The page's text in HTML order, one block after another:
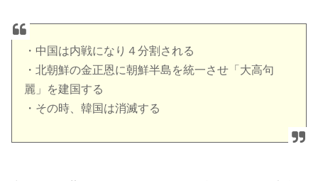
・中国は内戦になり４分割される
・北朝鮮の金正恩に朝鮮半島を統一させ「大高句
麗」を建国する
・その時、韓国は消滅する